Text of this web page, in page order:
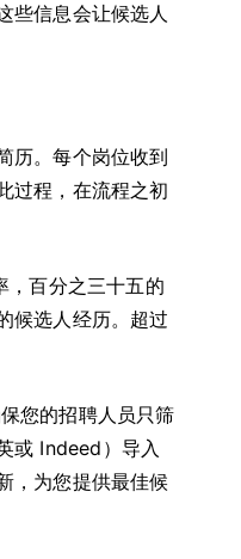
些信息会让候选人
历。每个岗位收到
过程，在流程之初
，百分之三十五的
候选人经历。超过
您的招聘人员只筛
或 Indeed）导入
，为您提供最佳候